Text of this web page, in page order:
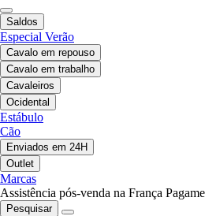
Saldos
Especial Verão
Cavalo em repouso
Cavalo em trabalho
Cavaleiros
Ocidental
Estábulo
Cão
Enviados em 24H
Outlet
Marcas
Assistência pós-venda na França
Pesquisar